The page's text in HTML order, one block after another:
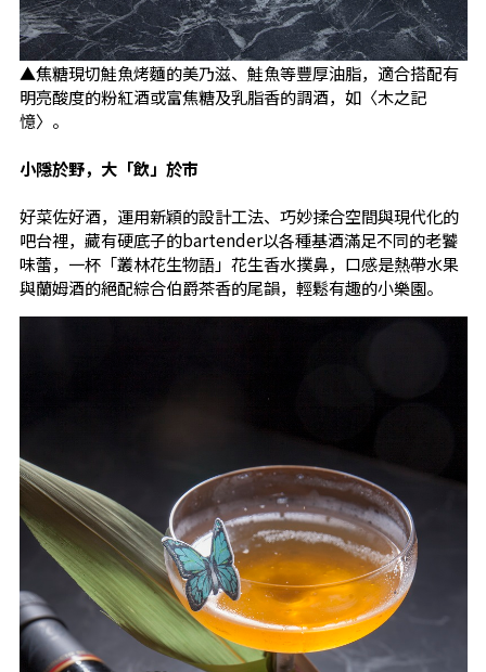
▲焦糖現切鮭魚烤麵的美乃滋、鮭魚等豐厚油脂，適合搭配有
明亮酸度的粉紅酒或富焦糖及乳脂香的調酒，如〈木之記
憶〉。
小隱於野，大「飲」於市
好菜佐好酒，運用新穎的設計工法、巧妙揉合空間與現代化的
吧台裡，藏有硬底子的bartender以各種基酒滿足不同的老饕
味蕾，一杯「叢林花生物語」花生香水撲鼻，口感是熱帶水果
與蘭姆酒的絕配綜合伯爵茶香的尾韻，輕鬆有趣的小樂園。